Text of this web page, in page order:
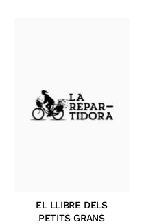
EL LLIBRE DELS
PETITS GRANS